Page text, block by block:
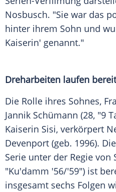
Nosbusch. "Sie war das
hinter ihrem Sohn und
Kaiserin' genannt."
Dreharbeiten laufen
Die Rolle ihres Sohnes,
Jannik Schümann (28, "9
Kaiserin Sisi, verkörpert
Devenport (geb. 1996).
Serie unter der Regie von
"Ku'damm '56/'59") ist
insgesamt sechs Folgen